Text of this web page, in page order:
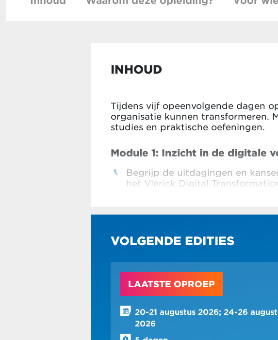
INHOUD
Tijdens vijf opeenvolgende dagen
organisatie kunnen transformeren.
studies en praktische oefeningen.
Module 1: Inzicht in de digitale
Begrijp de uitdagingen en
het Vlerick Digital
Ontdek de mindset en
Ontwikkel de radar om kansen
Ontdek hoe je het co-creatieve
Begrijp hoe je nieuwe
VOLGENDE EDITIES
LAATSTE OPROEP
20-21 augustus 2026; 24-26
2026